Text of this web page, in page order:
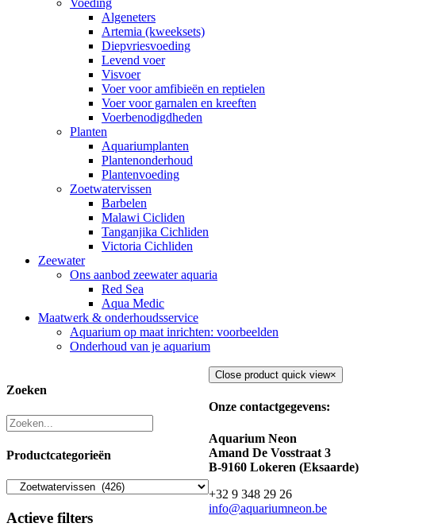
Voeding
Algeneters
Artemia (kweeksets)
Diepvriesvoeding
Levend voer
Visvoer
Voer voor amfibieën en reptielen
Voer voor garnalen en kreeften
Voerbenodigdheden
Planten
Aquariumplanten
Plantenonderhoud
Plantenvoeding
Zoetwatervissen
Barbelen
Malawi Cicliden
Tanganjika Cichliden
Victoria Cichliden
Zeewater
Ons aanbod zeewater aquaria
Red Sea
Aqua Medic
Maatwerk & onderhoudsservice
Aquarium op maat inrichten: voorbeelden
Onderhoud van je aquarium
Zoeken
Productcategorieën
Actieve filters
Close product quick view×
Onze contactgegevens:
Aquarium Neon
Amand De Vosstraat 3
B-9160 Lokeren (Eksaarde)
+32 9 348 29 26
info@aquariumneon.be